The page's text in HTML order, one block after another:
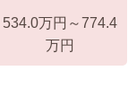
534.0万円～774.4
万円